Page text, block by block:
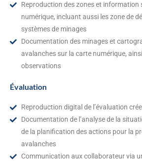
Reproduction des zones et information
numérique, incluant aussi les zone de
systèmes de minages
Documentation des minages et
avalanches sur la carte numérique,
observations
Évaluation
Reproduction digital de l’évaluation
Documentation de l’analyse de la
de la planification des actions pour la
avalanches
Communication aux collaborateur via